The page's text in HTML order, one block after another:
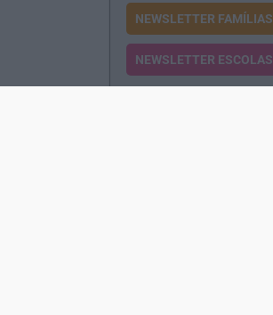
NEWSLETTER FAMÍLIAS
NEWSLETTER ESCOLAS